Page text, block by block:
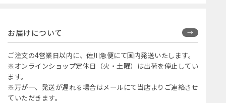
お届けについて
ご注文の4営業日以内に、佐川急便にて国内発送いたします。
※オンラインショップ定休日（火・土曜）は出荷を停止してい
ます。
※万が一、発送が遅れる場合はメールにて当店よりご連絡させ
ていただきます。